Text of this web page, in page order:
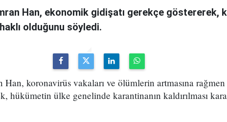
Han, ekonomik gidişatı gerekçe göstererek,
haklı olduğunu söyledi.
Han, koronavirüs vakaları ve ölümlerin artmasına
hükümetin ülke genelinde karantinanın kaldırılması